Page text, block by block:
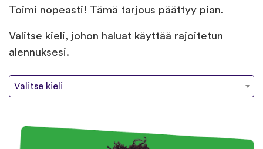
Toimi nopeasti! Tämä tarjous päättyy pian.
Valitse kieli, johon haluat käyttää rajoitetun
alennuksesi.
Valitse kieli